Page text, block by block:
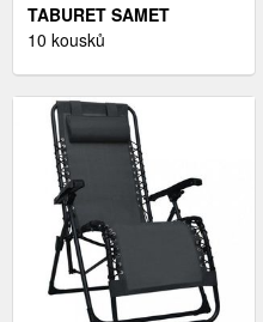
TABURET SAMET
DEKORHOME
10 kousků